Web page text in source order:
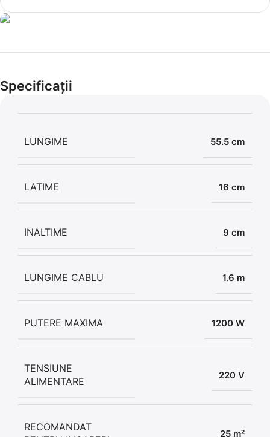
Cel mai mic preț!
56,86 LEI
Specificații
LUNGIME 55.5 cm
LATIME 16 cm
INALTIME 9 cm
LUNGIME CABLU 1.6 m
PUTERE MAXIMA 1200 W
TENSIUNE
ALIMENTARE
220 V
RECOMANDAT
25 m²